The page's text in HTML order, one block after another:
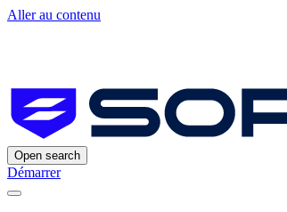
Aller au contenu
Open search
Démarrer